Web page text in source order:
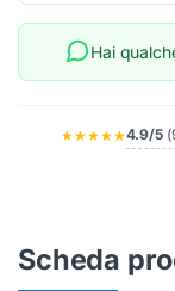
Hai
★★★★★4.9/5
Scheda